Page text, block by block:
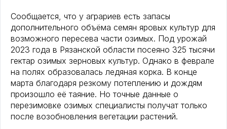
Сообщается, что у аграриев есть запасы
дополнительного объёма семян яровых культур для
возможного пересева части озимых. Под урожай
2023 года в Рязанской области посеяно 325 тысячи
гектар озимых зерновых культур. Однако в феврале
на полях образовалась ледяная корка. В конце
марта благодаря резкому потеплению и дождям
произошло её таяние. Но точные данные о
перезимовке озимых специалисты получат только
после возобновления вегетации растений.